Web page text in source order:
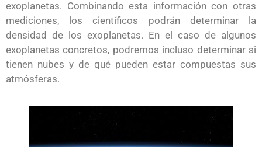
exoplanetas. Combinando esta información con otras
mediciones, los científicos podrán determinar la
densidad de los exoplanetas. En el caso de algunos
exoplanetas concretos, podremos incluso determinar si
tienen nubes y de qué pueden estar compuestas sus
atmósferas.